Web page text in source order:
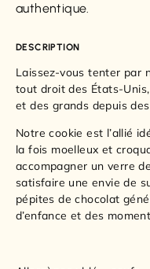
authentique.
DESCRIPTION
Laissez-vous tenter par
tout droit des États-
et des grands depuis
Notre cookie est l’allié
la fois moelleux et
accompagner un verre
satisfaire une envie de
pépites de chocolat
d’enfance et des